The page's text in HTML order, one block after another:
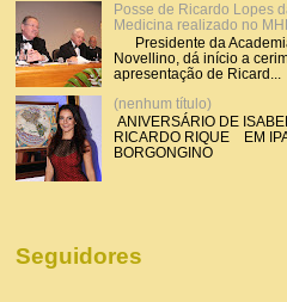
Posse de Ricardo Lopes
Medicina realizado no
Presidente da
Novellino, dá início a
apresentação de Ricard...
(nenhum título)
ANIVERSÁRIO DE
RICARDO RIQUE EM
BORGONGINO
Seguidores